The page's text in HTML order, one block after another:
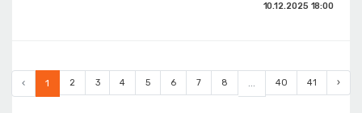
10.12.2025 18:00
‹ 1 2 3 4 5 6 7 8 ... 40 41 ›